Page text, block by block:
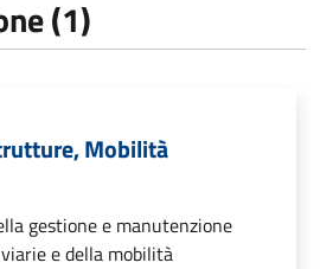
(1)
Mobilità
gestione e manutenzione
e della mobilità